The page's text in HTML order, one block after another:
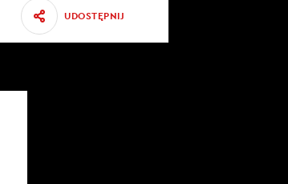
UDOSTĘPNIJ